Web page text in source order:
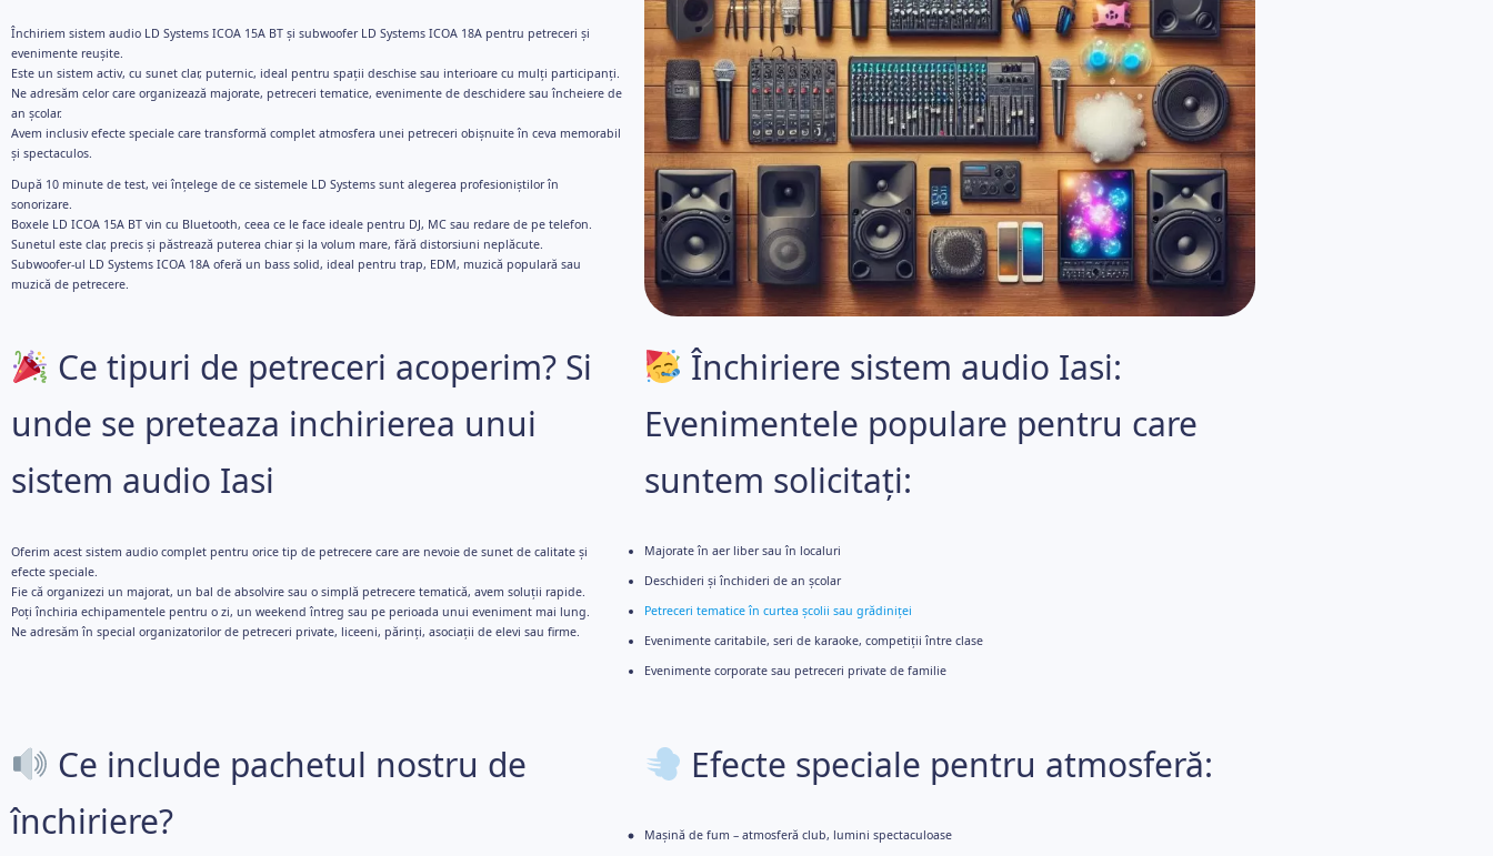
Închiriem sistem audio LD Systems ICOA 15A BT și subwoofer LD Systems ICOA 18A pentru petreceri și
evenimente reușite.
Este un sistem activ, cu sunet clar, puternic, ideal pentru spații deschise sau interioare cu mulți participanți.
Ne adresăm celor care organizează majorate, petreceri tematice, evenimente de deschidere sau încheiere de
an școlar.
Avem inclusiv efecte speciale care transformă complet atmosfera unei petreceri obișnuite în ceva memorabil
și spectaculos.
După 10 minute de test, vei înțelege de ce sistemele LD Systems sunt alegerea profesioniștilor în
sonorizare.
Boxele LD ICOA 15A BT vin cu Bluetooth, ceea ce le face ideale pentru DJ, MC sau redare de pe telefon.
Sunetul este clar, precis și păstrează puterea chiar și la volum mare, fără distorsiuni neplăcute.
Subwoofer-ul LD Systems ICOA 18A oferă un bass solid, ideal pentru trap, EDM, muzică populară sau
muzică de petrecere.
Ce tipuri de petreceri acoperim? Si
unde se preteaza inchirierea unui
sistem audio Iasi
Oferim acest sistem audio complet pentru orice tip de petrecere care are nevoie de sunet de calitate și
efecte speciale.
Fie că organizezi un majorat, un bal de absolvire sau o simplă petrecere tematică, avem soluții rapide.
Poți închiria echipamentele pentru o zi, un weekend întreg sau pe perioada unui eveniment mai lung.
Ne adresăm în special organizatorilor de petreceri private, liceeni, părinți, asociații de elevi sau firme.
Închiriere sistem audio Iasi:
Evenimentele populare pentru care
suntem solicitați:
Majorate în aer liber sau în localuri
Deschideri și închideri de an școlar
Petreceri tematice în curtea școlii sau grădiniței
Evenimente caritabile, seri de karaoke, competiții între clase
Evenimente corporate sau petreceri private de familie
Ce include pachetul nostru de
închiriere?
Efecte speciale pentru atmosferă:
Mașină de fum – atmosferă club, lumini spectaculoase